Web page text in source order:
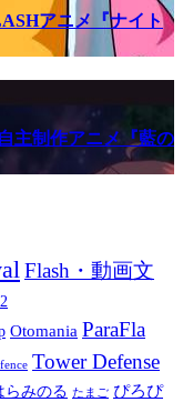
アニメ『ナイト
主制作アニメ『藍の
Flash・動画文
Otomania ParaFla
Tower Defense
らみのる たまご ぴろぴ